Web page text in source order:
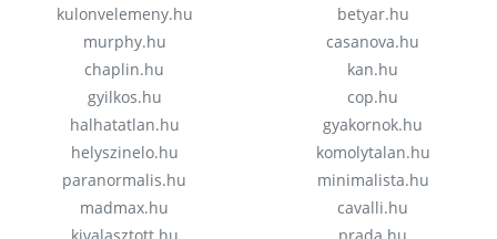
kulonvelemeny.hu
murphy.hu
chaplin.hu
gyilkos.hu
halhatatlan.hu
helyszinelo.hu
paranormalis.hu
madmax.hu
betyar.hu
casanova.hu
kan.hu
cop.hu
gyakornok.hu
komolytalan.hu
minimalista.hu
cavalli.hu